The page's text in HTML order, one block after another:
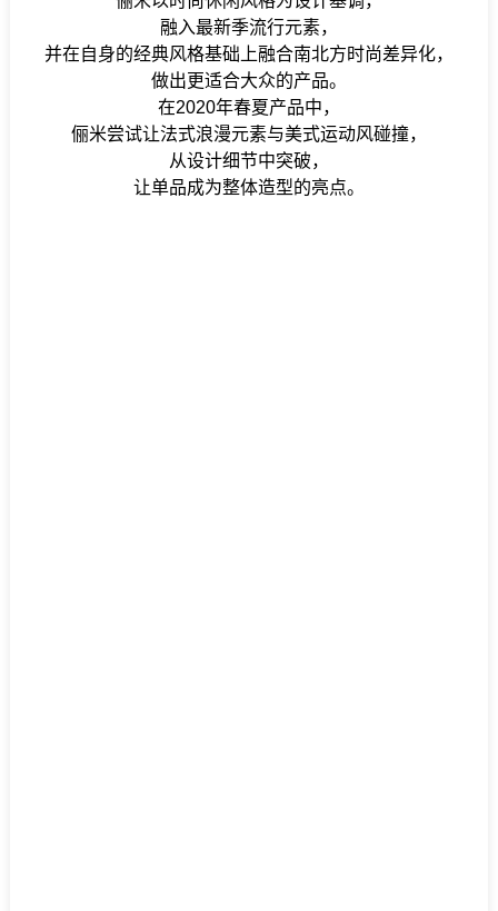
融入最新季流行元素，
并在自身的经典风格基础上融合南北方时尚差异化，
做出更适合大众的产品。
在2020年春夏产品中，
俪米尝试让法式浪漫元素与美式运动风碰撞，
从设计细节中突破，
让单品成为整体造型的亮点。